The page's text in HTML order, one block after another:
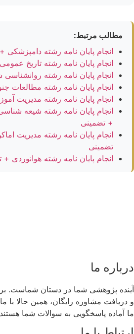
مطالب مرتبط:
انجام پایان نامه رشته دامپزشکی
انجام پایان نامه رشته تاریخ
انجام پایان نامه رشته
انجام پایان نامه رشته مطالعات
انجام پایان نامه رشته مدیریت
انجام پایان نامه رشته شیعه
+ تضمینی
انجام پایان نامه رشته مدیریت
تضمینی
انجام پایان نامه رشته هوانوردی
درباره ما
آینده پژوهشی شما در دستان شماست.
و دریافت مشاوره رایگان، همین حالا با
ما آماده پاسخگویی به سوالات شما